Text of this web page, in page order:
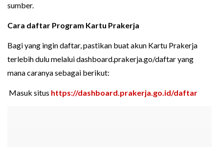
sumber.
Cara daftar Program Kartu Prakerja
Bagi yang ingin daftar, pastikan buat akun Kartu Prakerja
terlebih dulu melalui dashboard.prakerja.go/daftar yang
mana caranya sebagai berikut:
Masuk situs https://dashboard.prakerja.go.id/daftar